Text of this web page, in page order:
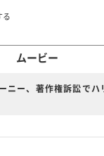
ムービー
ニー、著作権訴訟でハ